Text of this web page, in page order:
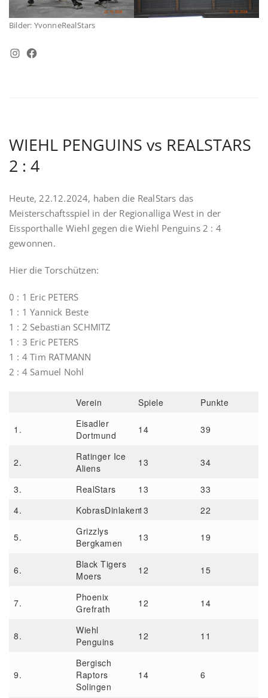
Bilder: YvonneRealStars
Instagram
Facebook
WIEHL PENGUINS vs REALSTARS
2 : 4
Heute, 22.12.2024, haben die RealStars das
Meisterschaftsspiel in der Regionalliga West in der
Eissporthalle Wiehl gegen die Wiehl Penguins 2 : 4
gewonnen.
Hier die Torschützen:
0 : 1 Eric PETERS
1 : 1 Yannick Beste
1 : 2 Sebastian SCHMITZ
1 : 3 Eric PETERS
1 : 4 Tim RATMANN
2 : 4 Samuel Nohl
Verein Spiele Punkte
1.
Eisadler
Dortmund
14 39
2.
Ratinger Ice
Aliens
13 34
3. RealStars 13
33
4.
KobrasDinlaken13 22
5.
Grizzlys
Bergkamen
13 19
6.
Black Tigers
Moers
12 15
7.
Phoenix
Grefrath
12 14
8.
Wiehl
Penguins
12 11
9.
Bergisch
Raptors
Solingen
14 6